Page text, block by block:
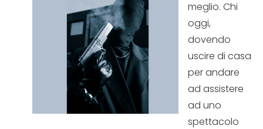
meglio. Chi
oggi,
dovendo
uscire di casa
per andare
ad assistere
ad uno
spettacolo